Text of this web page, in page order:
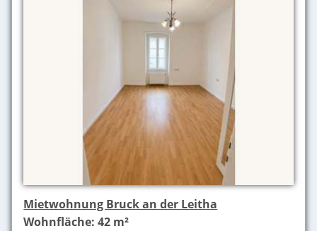
Mietwohnung Bruck an der Leitha
Wohnfläche: 42 m²